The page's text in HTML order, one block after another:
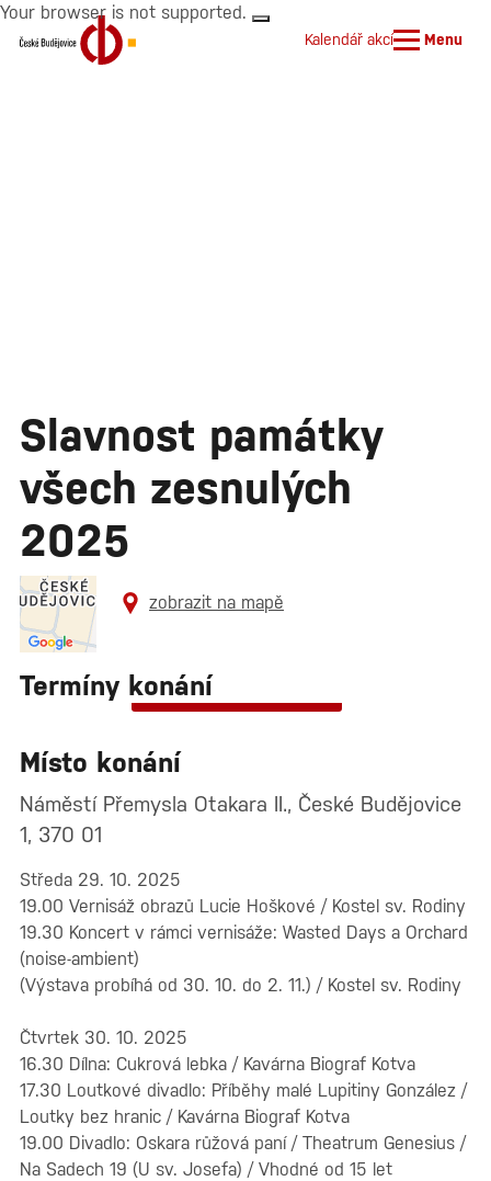
Your browser is not supported.
Kalendář akcí Menu
Slavnost památky
všech zesnulých
2025
zobrazit na mapě
Termíny konáníZobrazit všechny termíny
Místo konání
Náměstí Přemysla Otakara II., České Budějovice
1, 370 01
Středa 29. 10. 2025
19.00 Vernisáž obrazů Lucie Hoškové / Kostel sv. Rodiny
19.30 Koncert v rámci vernisáže: Wasted Days a Orchard
(noise-ambient)
(Výstava probíhá od 30. 10. do 2. 11.) / Kostel sv. Rodiny
Čtvrtek 30. 10. 2025
16.30 Dílna: Cukrová lebka / Kavárna Biograf Kotva
17.30 Loutkové divadlo: Příběhy malé Lupitiny González /
Loutky bez hranic / Kavárna Biograf Kotva
19.00 Divadlo: Oskara růžová paní / Theatrum Genesius /
Na Sadech 19 (U sv. Josefa) / Vhodné od 15 let